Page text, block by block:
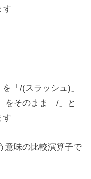
す
「/(スラッシュ)」
をそのまま「/」と
す
意味の比較演算子で